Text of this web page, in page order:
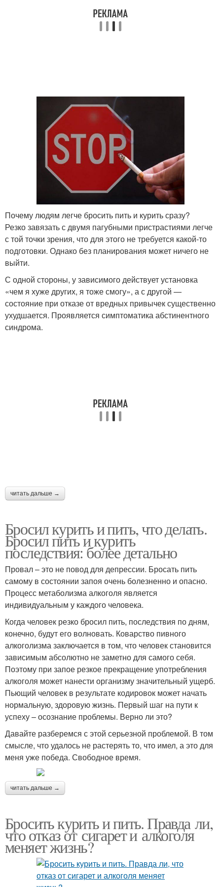
Почему людям легче бросить пить и курить сразу?
Резко завязать с двумя пагубными пристрастиями легче
с той точки зрения, что для этого не требуется какой-то
подготовки. Однако без планирования может ничего не
выйти.
С одной стороны, у зависимого действует установка
«чем я хуже других, я тоже смогу», а с другой —
состояние при отказе от вредных привычек существенно
ухудшается. Проявляется симптоматика абстинентного
синдрома.
читать дальше →
Бросил курить и пить, что делать.
Бросил пить и курить
последствия: более детально
Провал – это не повод для депрессии. Бросать пить
самому в состоянии запоя очень болезненно и опасно.
Процесс метаболизма алкоголя является
индивидуальным у каждого человека.
Когда человек резко бросил пить, последствия по дням,
конечно, будут его волновать. Коварство пивного
алкоголизма заключается в том, что человек становится
зависимым абсолютно не заметно для самого себя.
Поэтому при запое резкое прекращение употребления
алкоголя может нанести организму значительный ущерб.
Пьющий человек в результате кодировок может начать
нормальную, здоровую жизнь. Первый шаг на пути к
успеху – осознание проблемы. Верно ли это?
Давайте разберемся с этой серьезной проблемой. В том
смысле, что удалось не растерять то, что имел, а это для
меня уже победа. Свободное время.
читать дальше →
Бросить курить и пить. Правда ли,
что отказ от сигарет и алкоголя
меняет жизнь?